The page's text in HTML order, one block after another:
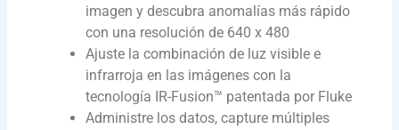
imagen y descubra anomalías más rápido
con una resolución de 640 x 480
Ajuste la combinación de luz visible e
infrarroja en las imágenes con la
tecnología IR-Fusion™ patentada por Fluke
Administre los datos, capture múltiples